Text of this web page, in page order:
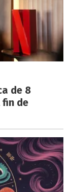
de 8
de